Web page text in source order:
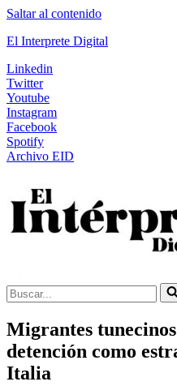
Saltar al contenido
El Interprete Digital
Linkedin
Twitter
Youtube
Instagram
Facebook
Spotify
Archivo EID
Buscar...
Migrantes
detención como
Italia